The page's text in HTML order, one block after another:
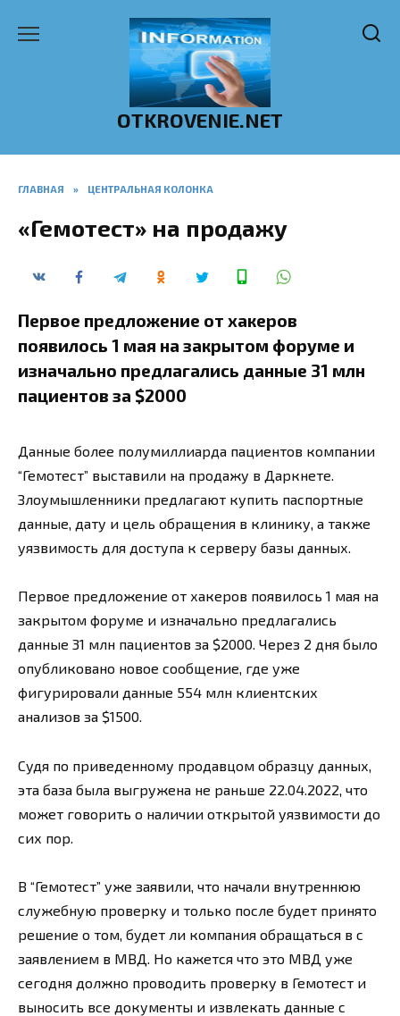
OTKROVENIE.NET
ГЛАВНАЯ » ЦЕНТРАЛЬНАЯ КОЛОНКА
«Гемотест» на продажу
Первое предложение от хакеров
появилось 1 мая на закрытом форуме и
изначально предлагались данные 31 млн
пациентов за $2000
Данные более полумиллиарда пациентов компании
“Гемотест” выставили на продажу в Даркнете.
Злоумышленники предлагают купить паспортные
данные, дату и цель обращения в клинику, а также
уязвимость для доступа к серверу базы данных.
Первое предложение от хакеров появилось 1 мая на
закрытом форуме и изначально предлагались
данные 31 млн пациентов за $2000. Через 2 дня было
опубликовано новое сообщение, где уже
фигурировали данные 554 млн клиентских
анализов за $1500.
Судя по приведенному продавцом образцу данных,
эта база была выгружена не раньше 22.04.2022, что
может говорить о наличии открытой уязвимости до
сих пор.
В “Гемотест” уже заявили, что начали внутреннюю
служебную проверку и только после будет принято
решение о том, будет ли компания обращаться в с
заявлением в МВД. Но кажется что это МВД уже
сегодня должно проводить проверку в Гемотест и
выносить все документы и извлекать данные с